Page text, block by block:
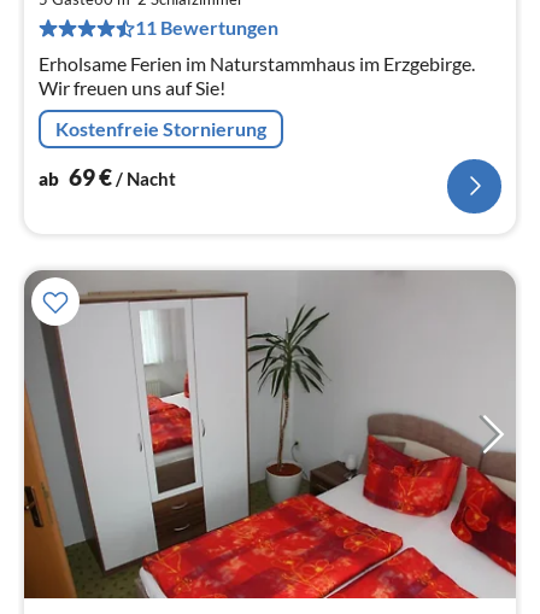
11 Bewertungen
Erholsame Ferien im Naturstammhaus im Erzgebirge.
Wir freuen uns auf Sie!
Kostenfreie Stornierung
ab 69€/ Nacht